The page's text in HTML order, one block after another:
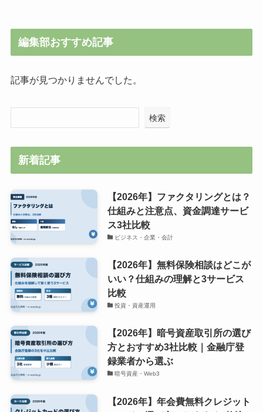
編集部おすすめ記事
記事が見つかりませんでした。
検索
新着記事
【2026年】ファクタリングとは？
仕組みと注意点、資金調達サービ
ス3社比較
ビジネス・企業・会計
【2026年】無料保険相談はどこが
いい？仕組みの理解と3サービス
比較
投資・資産運用
【2026年】暗号資産取引所の選び
方とおすすめ3社比較｜金融庁登
録業者から選ぶ
暗号資産・Web3
【2026年】年会費無料クレジット